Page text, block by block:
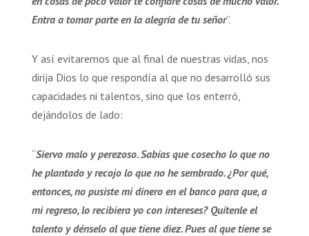
Entra a tomar parte en la alegría de tu señor”.
Y así evitaremos que al final de nuestras vidas, nos
dirija Dios lo que respondía al que no desarrolló sus
capacidades ni talentos, sino que los enterró,
dejándolos de lado:
“Siervo malo y perezoso. Sabías que cosecho lo que no
he plantado y recojo lo que no he sembrado. ¿Por qué,
entonces, no pusiste mi dinero en el banco para que, a
mi regreso, lo recibiera yo con intereses? Quítenle el
talento y dénselo al que tiene diez. Pues al que tiene se